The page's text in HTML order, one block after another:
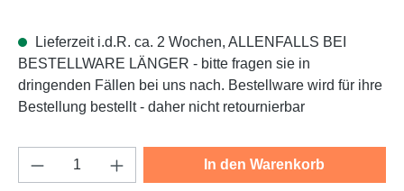
Lieferzeit i.d.R. ca. 2 Wochen, ALLENFALLS BEI
BESTELLWARE LÄNGER - bitte fragen sie in
dringenden Fällen bei uns nach. Bestellware wird für ihre
Bestellung bestellt - daher nicht retournierbar
Produkt Anzahl: Gib den gewünschten
In den Warenkorb